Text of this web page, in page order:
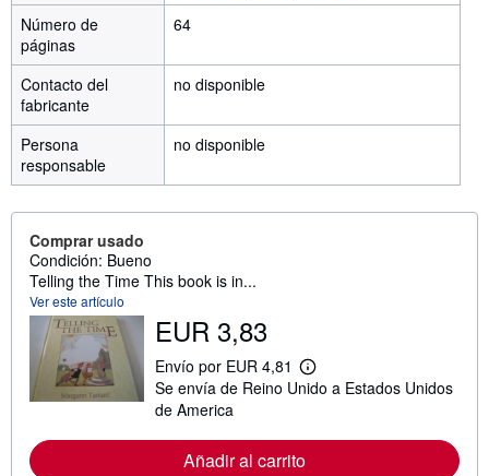
Número de
páginas
64
Contacto del
fabricante
no disponible
Persona
responsable
no disponible
Comprar usado
Condición: Bueno
Telling the Time This book is in...
Ver este artículo
EUR 3,83
Envío por EUR 4,81
M
á
n
Se envía de Reino Unido a Estados Unidos
de America
Añadir al carrito